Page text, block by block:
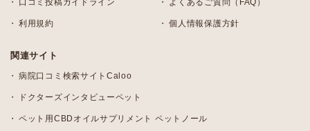
口コミ投稿ガイドライン よくあるご質問（FAQ）
利用規約 個人情報保護方針
関連サイト
病院口コミ検索サイトCaloo
ドクターズインタビューペット
ペット用CBDオイルサプリメント ペットノール